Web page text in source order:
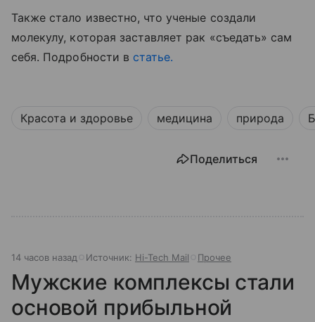
Также стало известно, что ученые создали
молекулу, которая заставляет рак «съедать» сам
себя. Подробности в статье.
Красота и здоровье медицина природа
Поделиться
14 часов назад Источник: Hi-Tech Mail Прочее
Мужские комплексы стали
основой прибыльной